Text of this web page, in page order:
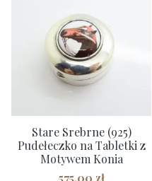
wariantów.
Opcje
można
wybrać
produktu
Stare Srebrne (925)
Pudełeczko na Tabletki z
Motywem Konia
575,00 zł